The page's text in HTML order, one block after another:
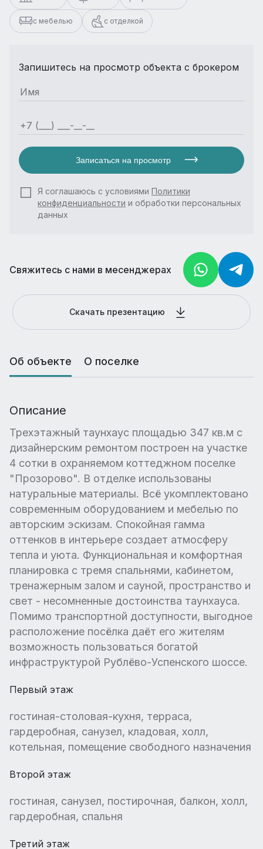
с мебелью с отделкой
Запишитесь на просмотр объекта с брокером
Записаться на просмотр
Я соглашаюсь с условиями Политики
конфиденциальности и обработки персональных
данных
Свяжитесь с нами в месенджерах
Скачать презентацию
Об объекте О поселке
Описание
Трехэтажный таунхаус площадью 347 кв.м с
дизайнерским ремонтом построен на участке
4 сотки в охраняемом коттеджном поселке
"Прозорово". В отделке использованы
натуральные материалы. Всё укомплектовано
современным оборудованием и мебелью по
авторским эскизам. Спокойная гамма
оттенков в интерьере создает атмосферу
тепла и уюта. Функциональная и комфортная
планировка с тремя спальнями, кабинетом,
тренажерным залом и сауной, пространство и
свет - несомненные достоинства таунхауса.
Помимо транспортной доступности, выгодное
расположение посёлка даёт его жителям
возможность пользоваться богатой
инфраструктурой Рублёво-Успенского шоссе.
Первый этаж
гостиная-столовая-кухня, терраса,
гардеробная, санузел, кладовая, холл,
котельная, помещение свободного назначения
Второй этаж
гостиная, санузел, постирочная, балкон, холл,
гардеробная, спальня
Третий этаж